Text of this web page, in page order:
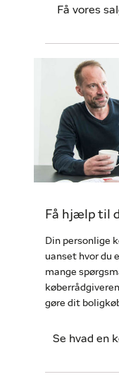
Få vores
Få hjælp til
Din personlige
uanset hvor du
mange
gøre dit
Se hvad en